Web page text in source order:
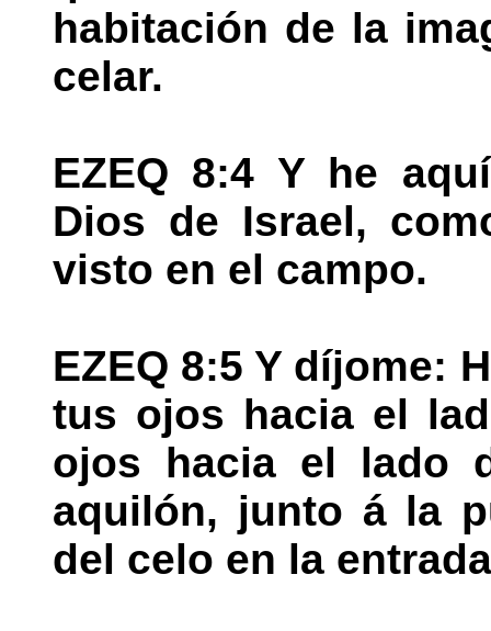
habitación de la
celar.
EZEQ 8:4 Y he
Dios de Israel,
visto en el campo.
EZEQ 8:5 Y díjome:
tus ojos hacia el
ojos hacia el lado
aquilón, junto á la
del celo en la